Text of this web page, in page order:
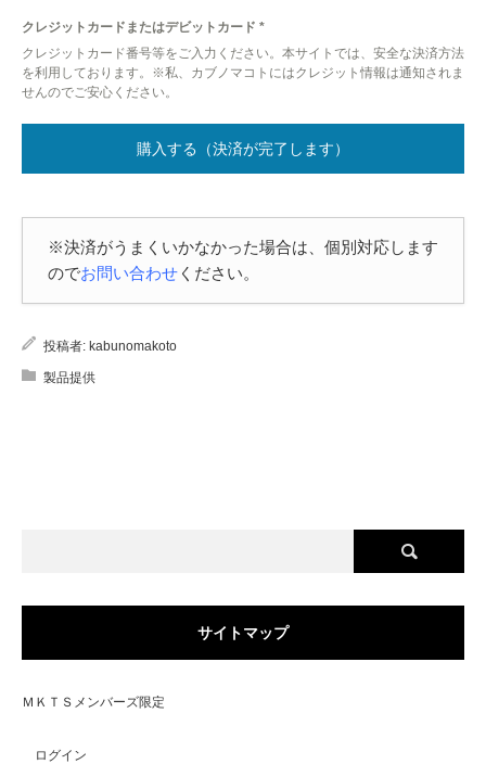
クレジットカードまたはデビットカード *
クレジットカード番号等をご入力ください。本サイトでは、安全な決済方法
を利用しております。※私、カブノマコトにはクレジット情報は通知されま
せんのでご安心ください。
購入する（決済が完了します）
※決済がうまくいかなかった場合は、個別対応します
のでお問い合わせください。
投稿者: kabunomakoto
製品提供
サイトマップ
ＭＫＴＳメンバーズ限定
ログイン